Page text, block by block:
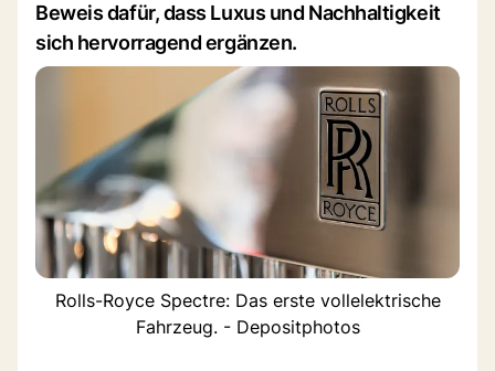
Beweis dafür, dass Luxus und Nachhaltigkeit
sich hervorragend ergänzen.
Rolls-Royce Spectre: Das erste vollelektrische
Fahrzeug. - Depositphotos